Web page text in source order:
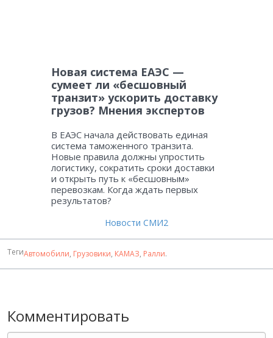
Новая система ЕАЭС —
сумеет ли «бесшовный
транзит» ускорить доставку
грузов? Мнения экспертов
В ЕАЭС начала действовать единая
система таможенного транзита.
Новые правила должны упростить
логистику, сократить сроки доставки
и открыть путь к «бесшовным»
перевозкам. Когда ждать первых
результатов?
Новости СМИ2
ТегиАвтомобили, Грузовики, КАМАЗ, Ралли.
Комментировать